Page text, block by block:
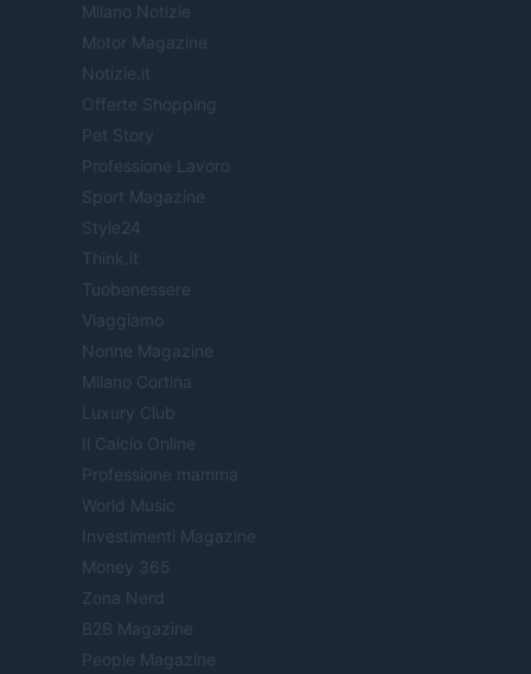
Milano Notizie
Motor Magazine
Notizie.it
Offerte Shopping
Pet Story
Professione Lavoro
Sport Magazine
Style24
Think.it
Tuobenessere
Viaggiamo
Nonne Magazine
Milano Cortina
Luxury Club
Il Calcio Online
Professione mamma
World Music
Investimenti Magazine
Money 365
Zona Nerd
B2B Magazine
People Magazine